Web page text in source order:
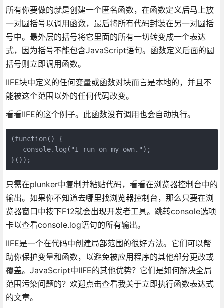
所有你要做的就是创建一个匿名函数，在函数定义后马上放
一对圆括号以调用函数，最后将所有代码封装在另一对圆括
号中。最外层的括号将它里面的所有一切转变成一个表达
式，因为括号不能包含JavaScript语句。函数定义后面的圆
括号则立即调用函数。
IIFE块中定义的任何变量或函数对块而言是本地的，并且不
能被这个范围以外的任何代码改变。
看看IIFE的这个例子。此函数没有调用也会自动执行。
(function() {
   console.log("I run on my own.");
}());
只需在plunker中复制并粘贴代码，看看在浏览器控制台中的
输出。如果你不知道去哪里找浏览器控制台，那么只要在浏
览器窗口中按下F12就会出现开发者工具。跳转console选项
卡以查看console.log语句的所有输出。
IIFE是一个在代码中创建局部范围的很好方法。它们可以帮
助你保护变量和函数，以避免被应用程序的其他部分更改或
覆盖。JavaScript中IIFE的其他优势？它们是如何解决全局
范围污染问题的？欢迎点击查看我关于立即执行函数表达式
的文章。